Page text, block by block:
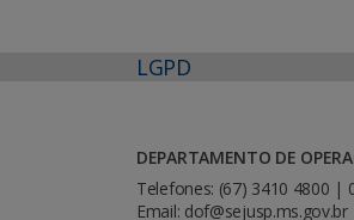
LGPD
DEPARTAMENTO DE
Telefones: (67) 3410 4800 |
Email: dof@sejusp.ms.gov.br